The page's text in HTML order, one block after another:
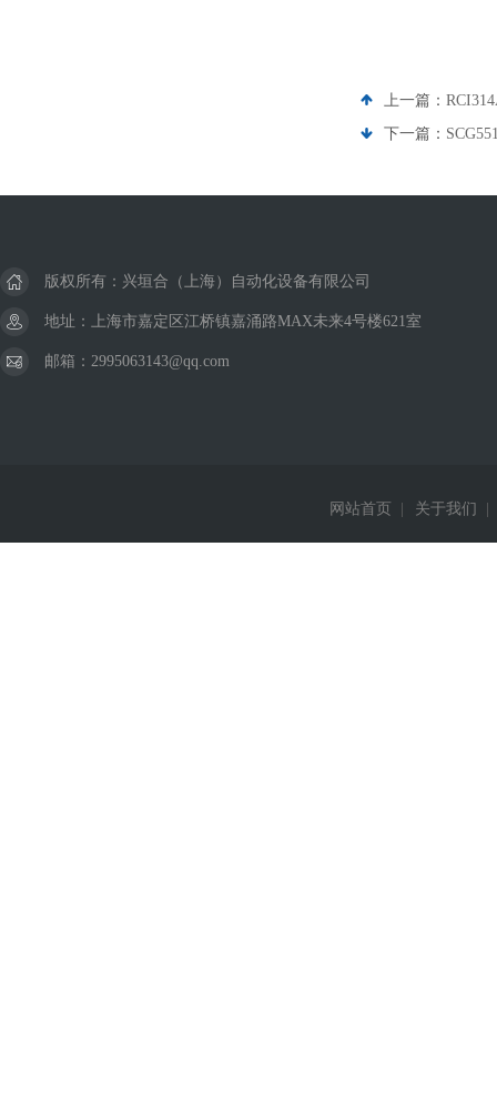
上一篇：
下一篇：
版权所有：兴垣合（上海）自动化设备有限公司
地址：上海市嘉定区江桥镇嘉涌路MAX未来4号楼621室
邮箱：2995063143@qq.com
网站首页 关于我们